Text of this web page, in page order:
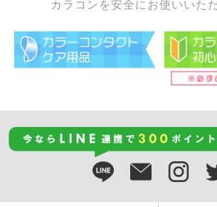
カラコンを安全にお使いいた